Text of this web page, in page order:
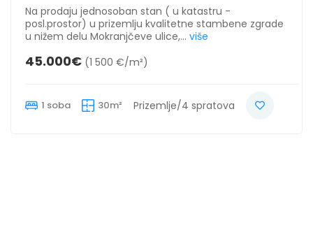
Na prodaju jednosoban stan ( u katastru -
posl.prostor) u prizemlju kvalitetne stambene zgrade
u nižem delu Mokranjčeve ulice,... više
45.000€ (1 500 €/m²)
1 soba 30m² Prizemlje/4 spratova